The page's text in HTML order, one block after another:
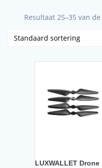
Resultaat 25–35 van
LUXWALLET Drone